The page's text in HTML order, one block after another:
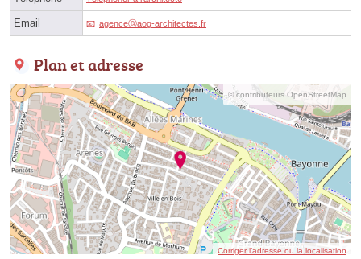
Email agenceⓐaog-architectes.fr
Plan et adresse
© contributeurs OpenStreetMap
Corriger l’adresse ou la localisation